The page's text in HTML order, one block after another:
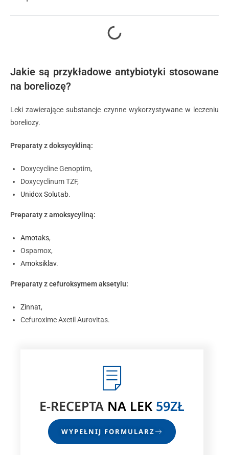
Jakie są przykładowe antybiotyki stosowane
na boreliozę?
Leki zawierające substancje czynne wykorzystywane w leczeniu
boreliozy.
Preparaty z doksycykliną:
Doxycycline Genoptim,
Doxycyclinum TZF,
Unidox Solutab.
Preparaty z amoksycyliną:
Amotaks,
Ospamox,
Amoksiklav.
Preparaty z cefuroksymem aksetylu:
Zinnat,
Cefuroxime Axetil Aurovitas.
E-RECEPTA NA LEK 59ZŁ
WYPEŁNIJ FORMULARZ